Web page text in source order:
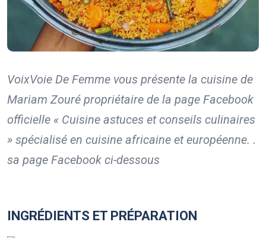
VoixVoie De Femme vous présente la cuisine de
Mariam Zouré propriétaire de la page Facebook
officielle « Cuisine astuces et conseils culinaires
» spécialisé en cuisine africaine et européenne. .
sa page Facebook ci-dessous
INGRÉDIENTS ET PRÉPARATION